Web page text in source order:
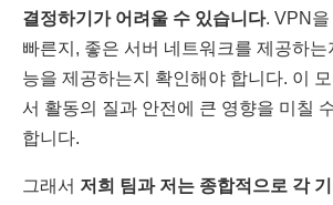
결정하기가 어려울 수 있습니다. VPN을
빠른지, 좋은 서버 네트워크를 제공하는
능을 제공하는지 확인해야 합니다. 이
서 활동의 질과 안전에 큰 영향을 미칠
합니다.
그래서 저희 팀과 저는 종합적으로 각